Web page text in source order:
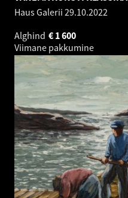
Haus Galerii 29.10.2022
Alghind
1 600
€
Viimane pakkumine